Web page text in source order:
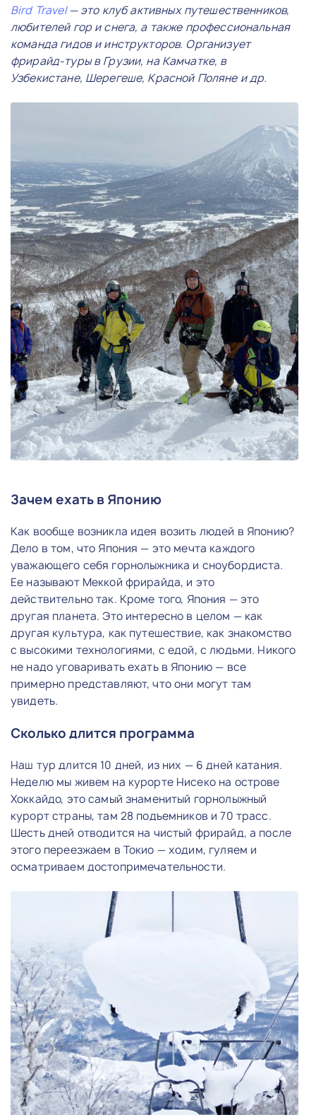
Bird Travel— это клуб активных путешественников,
любителей гор и снега, а также профессиональная
команда гидов и инструкторов. Организует
фрирайд-туры в Грузии, на Камчатке, в
Узбекистане, Шерегеше, Красной Поляне и др.
Зачем ехать в Японию
Как вообще возникла идея возить людей в Японию?
Дело в том, что Япония — это мечта каждого
уважающего себя горнолыжника и сноубордиста.
Ее называют Меккой фрирайда, и это
действительно так. Кроме того, Япония — это
другая планета. Это интересно в целом — как
другая культура, как путешествие, как знакомство
с высокими технологиями, с едой, с людьми. Никого
не надо уговаривать ехать в Японию — все
примерно представляют, что они могут там
увидеть.
Сколько длится программа
Наш тур длится 10 дней, из них — 6 дней катания.
Неделю мы живем на курорте Нисеко на острове
Хоккайдо, это самый знаменитый горнолыжный
курорт страны, там 28 подъемников и 70 трасс.
Шесть дней отводится на чистый фрирайд, а после
этого переезжаем в Токио — ходим, гуляем и
осматриваем достопримечательности.